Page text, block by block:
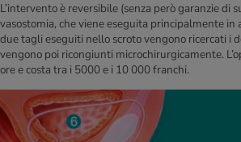
L’intervento è reversibile (senza però garanzie di
vasostomia, che viene eseguita principalmente in
due tagli eseguiti nello scroto vengono ricercati i
vengono poi ricongiunti microchirurgicamente.
ore e costa tra i 5000 e i 10 000 franchi.